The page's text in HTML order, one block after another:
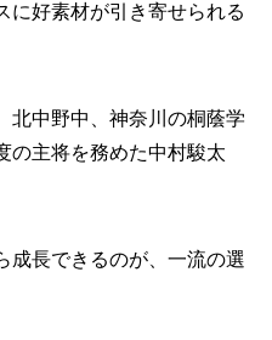
好素材が引き寄せられる
中野中、神奈川の桐蔭学
の主将を務めた中村駿太
成長できるのが、一流の選